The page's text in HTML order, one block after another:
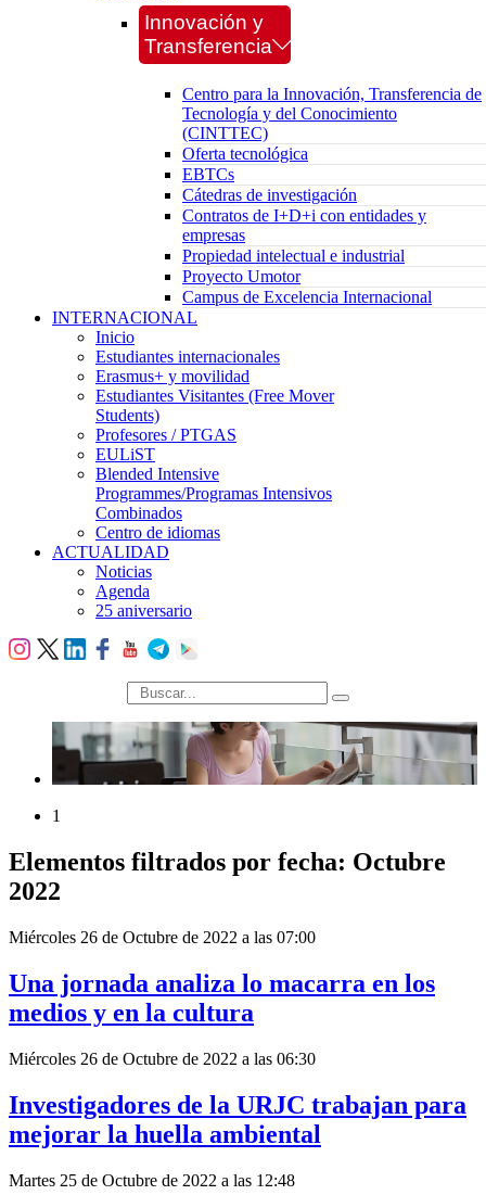
Innovación y
Transferencia
Centro para la Innovación, Transferencia de
Tecnología y del Conocimiento
(CINTTEC)
Oferta tecnológica
EBTCs
Cátedras de investigación
Contratos de I+D+i con entidades y
empresas
Propiedad intelectual e industrial
Proyecto Umotor
Campus de Excelencia Internacional
INTERNACIONAL
Inicio
Estudiantes internacionales
Erasmus+ y movilidad
Estudiantes Visitantes (Free Mover
Students)
Profesores / PTGAS
EULiST
Blended Intensive
Programmes/Programas Intensivos
Combinados
Centro de idiomas
ACTUALIDAD
Noticias
Agenda
25 aniversario
búsqueda
1
Elementos filtrados por fecha: Octubre
2022
Miércoles 26 de Octubre de 2022 a las 07:00
Una jornada analiza lo macarra en los
medios y en la cultura
Miércoles 26 de Octubre de 2022 a las 06:30
Investigadores de la URJC trabajan para
mejorar la huella ambiental
Martes 25 de Octubre de 2022 a las 12:48